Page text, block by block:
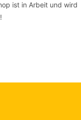
ist in Arbeit und wird